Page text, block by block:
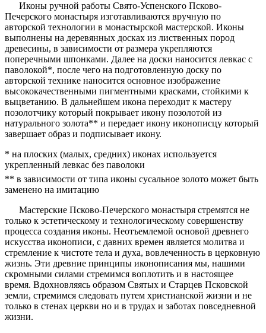
Иконы ручной работы Свято-Успенского Псково-
Печерского монастыря изготавливаются вручную по
авторской технологии в монастырской мастерской. Иконы
выполнены на деревянных досках из лиственных пород
древесины, в зависимости от размера укрепляются
поперечными шпонками. Далее на доски наносится левкас с
паволокой*, после чего на подготовленную доску по
авторской технике наносится основное изображение
высококачественными пигментными красками, стойкими к
выцветанию. В дальнейшем икона переходит к мастеру
позолотчику который покрывает икону позолотой из
натурального золота** и передает икону иконописцу который
завершает образ и подписывает икону.
* на плоских (малых, средних) иконах используется
укрепленный левкас без паволоки
** в зависимости от типа иконы сусальное золото может быть
заменено на имитацию
Мастерские Псково-Печерского монастыря стремятся не
только к эстетическому и технологическому совершенству
процесса создания иконы. Неотъемлемой основой древнего
искусства иконописи, с давних времен является молитва и
стремление к чистоте тела и духа, вовлеченность в церковную
жизнь. Эти древние принципы иконописания мы, нашими
скромными силами стремимся воплотить и в настоящее
время. Вдохновляясь образом Святых и Старцев Псковской
земли, стремимся следовать путем христианской жизни и не
только в стенах церкви но и в трудах и заботах повседневной
жизни.